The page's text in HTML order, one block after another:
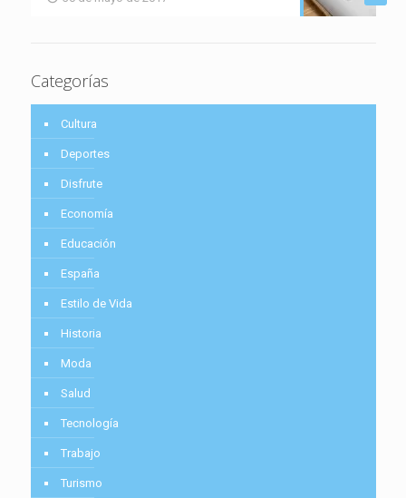
Categorías
Cultura
Deportes
Disfrute
Economía
Educación
España
Estilo de Vida
Historia
Moda
Salud
Tecnología
Trabajo
Turismo